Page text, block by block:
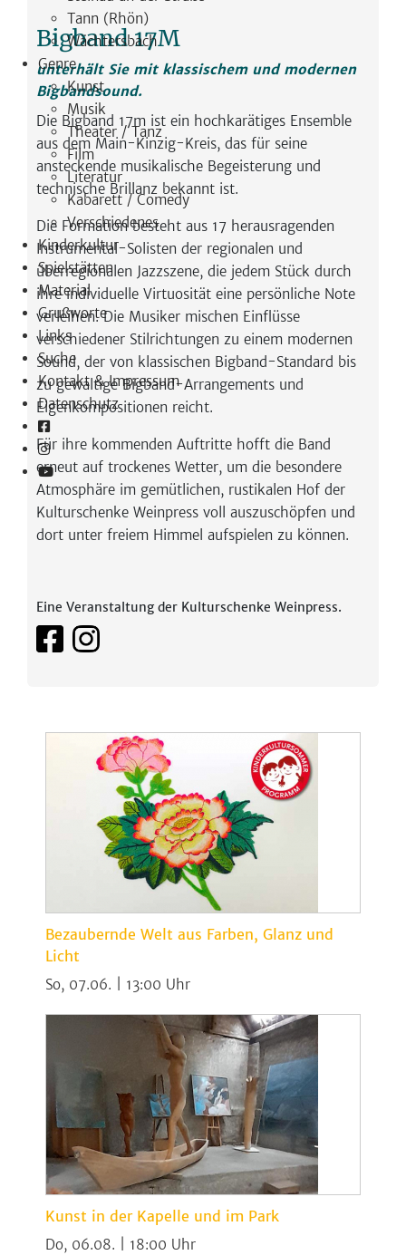
Tann (Rhön)
Wächtersbach
Genre
Kunst
Musik
Theater / Tanz
Film
Literatur
Kabarett / Comedy
Verschiedenes
Kinderkultur
Spielstätten
Material
Grußworte
Links
Suche
Kontakt & Impressum
Datenschutz
Bigband 17M
unterhält Sie mit klassischem und modernen
Bigbandsound.
Die Bigband 17m ist ein hochkarätiges Ensemble
aus dem Main-Kinzig-Kreis, das für seine
ansteckende musikalische Begeisterung und
technische Brillanz bekannt ist.
Die Formation besteht aus 17 herausragenden
Instrumental-Solisten der regionalen und
überregionalen Jazzszene, die jedem Stück durch
ihre individuelle Virtuosität eine persönliche Note
verleihen. Die Musiker mischen Einflüsse
verschiedener Stilrichtungen zu einem modernen
Sound, der von klassischen Bigband-Standard bis
zu gewaltige Bigband-Arrangements und
Eigenkompositionen reicht.
Für ihre kommenden Auftritte hofft die Band
erneut auf trockenes Wetter, um die besondere
Atmosphäre im gemütlichen, rustikalen Hof der
Kulturschenke Weinpress voll auszuschöpfen und
dort unter freiem Himmel aufspielen zu können.
Eine Veranstaltung der Kulturschenke Weinpress.
Bezaubernde Welt aus Farben, Glanz und
Licht
So, 07.06. | 13:00
Kunst in der Kapelle und im Park
Do, 06.08. | 18:00